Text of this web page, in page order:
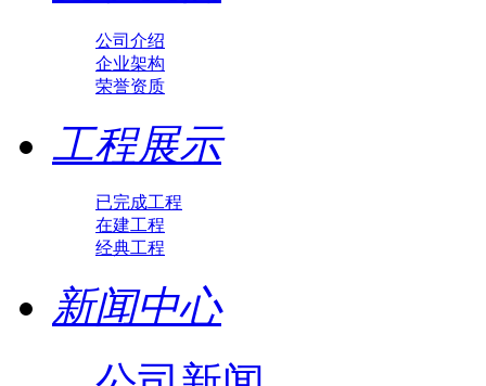
公司介绍
企业架构
荣誉资质
工程展示
已完成工程
在建工程
经典工程
新闻中心